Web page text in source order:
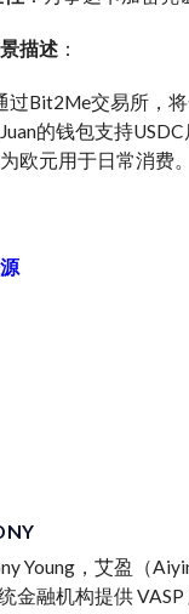
描述 ：
过Bit2Me交易所，
的钱包支持
欧元用于日常消费。
Young，艾盈（
金融机构提供